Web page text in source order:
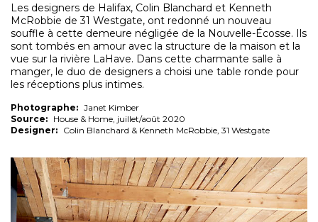
Les designers de Halifax, Colin Blanchard et Kenneth
McRobbie de 31 Westgate, ont redonné un nouveau
souffle à cette demeure négligée de la Nouvelle-Écosse. Ils
sont tombés en amour avec la structure de la maison et la
vue sur la rivière LaHave. Dans cette charmante salle à
manger, le duo de designers a choisi une table ronde pour
les réceptions plus intimes.
Photographe: Janet Kimber
Source: House & Home, juillet/août 2020
Designer: Colin Blanchard & Kenneth McRobbie, 31 Westgate